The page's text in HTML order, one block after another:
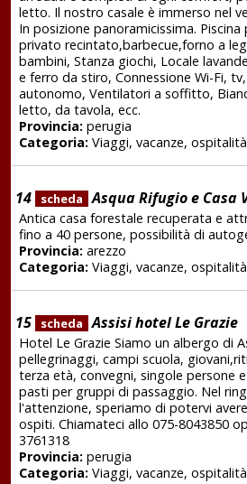
letto. Il nostro casale è immerso nel
In posizione panoramicissima.
privato recintato,barbecue,forno a
bambini, Stanza giochi, Locale
e ferro da stiro, Connessione Wi-Fi,
autonomo, Ventilatori a soffitto,
letto, da tavola, ecc.
Provincia:perugia
Categoria:Viaggi, vacanze, ospitalità
14 scheda Asqua Rifugio e Casa
Antica casa forestale recuperata e
fino a 40 persone, possibilità di
Provincia:arezzo
Categoria:Viaggi, vacanze, ospitalità
15 scheda Assisi hotel Le Grazie
Hotel Le Grazie Siamo un albergo di
pellegrinaggi, campi scuola,
terza età, convegni, singole persone
pasti per gruppi di passaggio. Nel
l'attenzione, speriamo di potervi
ospiti. Chiamateci allo 075-8043850
3761318
Provincia:perugia
Categoria:Viaggi, vacanze, ospitalità